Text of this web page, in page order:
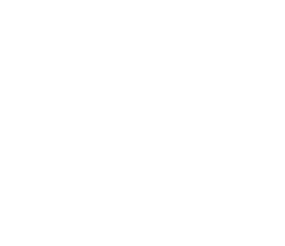
CLINICI, DIAGNOSTICI E TERAPEUTICI